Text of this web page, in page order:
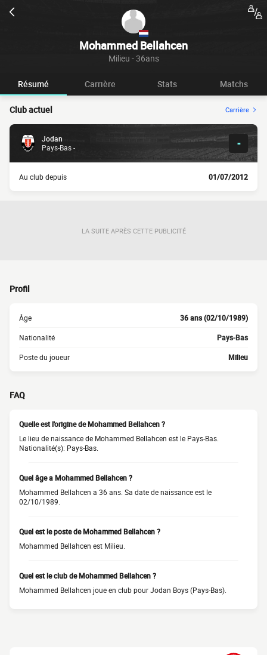
Mohammed Bellahcen
Milieu - 36ans
Résumé Carrière Stats Matchs
Club actuel Carrière
Jodan
Pays-Bas -
-
Au club depuis 01/07/2012
LA SUITE APRÈS CETTE PUBLICITÉ
Profil
Âge 36 ans (02/10/1989)
Nationalité Pays-Bas
Poste du joueur Milieu
FAQ
Quelle est l'origine de Mohammed Bellahcen ?
Le lieu de naissance de Mohammed Bellahcen est le Pays-Bas.
Nationalité(s): Pays-Bas.
Quel âge a Mohammed Bellahcen ?
Mohammed Bellahcen a 36 ans. Sa date de naissance est le
02/10/1989.
Quel est le poste de Mohammed Bellahcen ?
Mohammed Bellahcen est Milieu.
Quel est le club de Mohammed Bellahcen ?
Mohammed Bellahcen joue en club pour Jodan Boys (Pays-Bas).